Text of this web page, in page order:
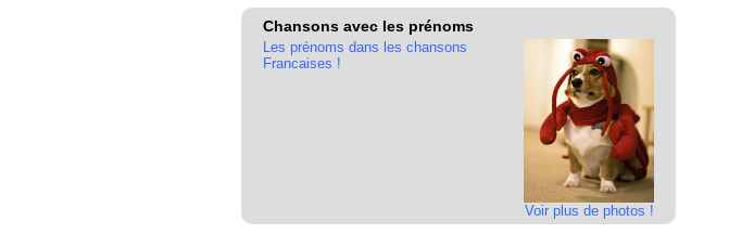
Chansons avec les prénoms
Voir plus de photos !
Les prénoms dans les chansons
Francaises !